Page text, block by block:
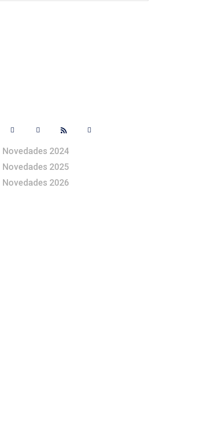
Novedades 2024
Novedades 2025
Novedades 2026